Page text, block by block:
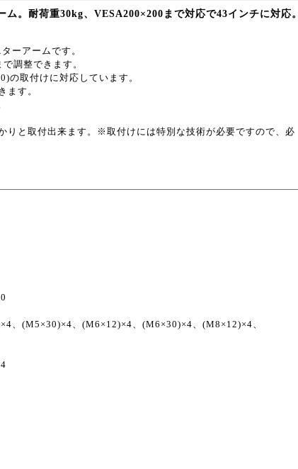
。耐荷重30kg、VESA200×200まで対応で43インチに対応。
ーアームです。
調整できます。
の取付けに対応しています。
ます。
りと取付出来ます。※取付けには特別な技術が必要ですので、必
、(M5×30)×4、(M6×12)×4、(M6×30)×4、(M8×12)×4、